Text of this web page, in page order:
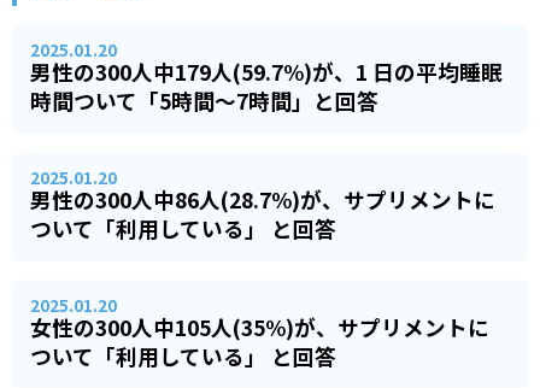
2025.01.20
男性の300人中179人(59.7%)が、1 日の平均睡眠
時間ついて「5時間～7時間」と回答
2025.01.20
男性の300人中86人(28.7%)が、サプリメントに
ついて「利用している」 と回答
2025.01.20
女性の300人中105人(35%)が、サプリメントに
ついて「利用している」 と回答